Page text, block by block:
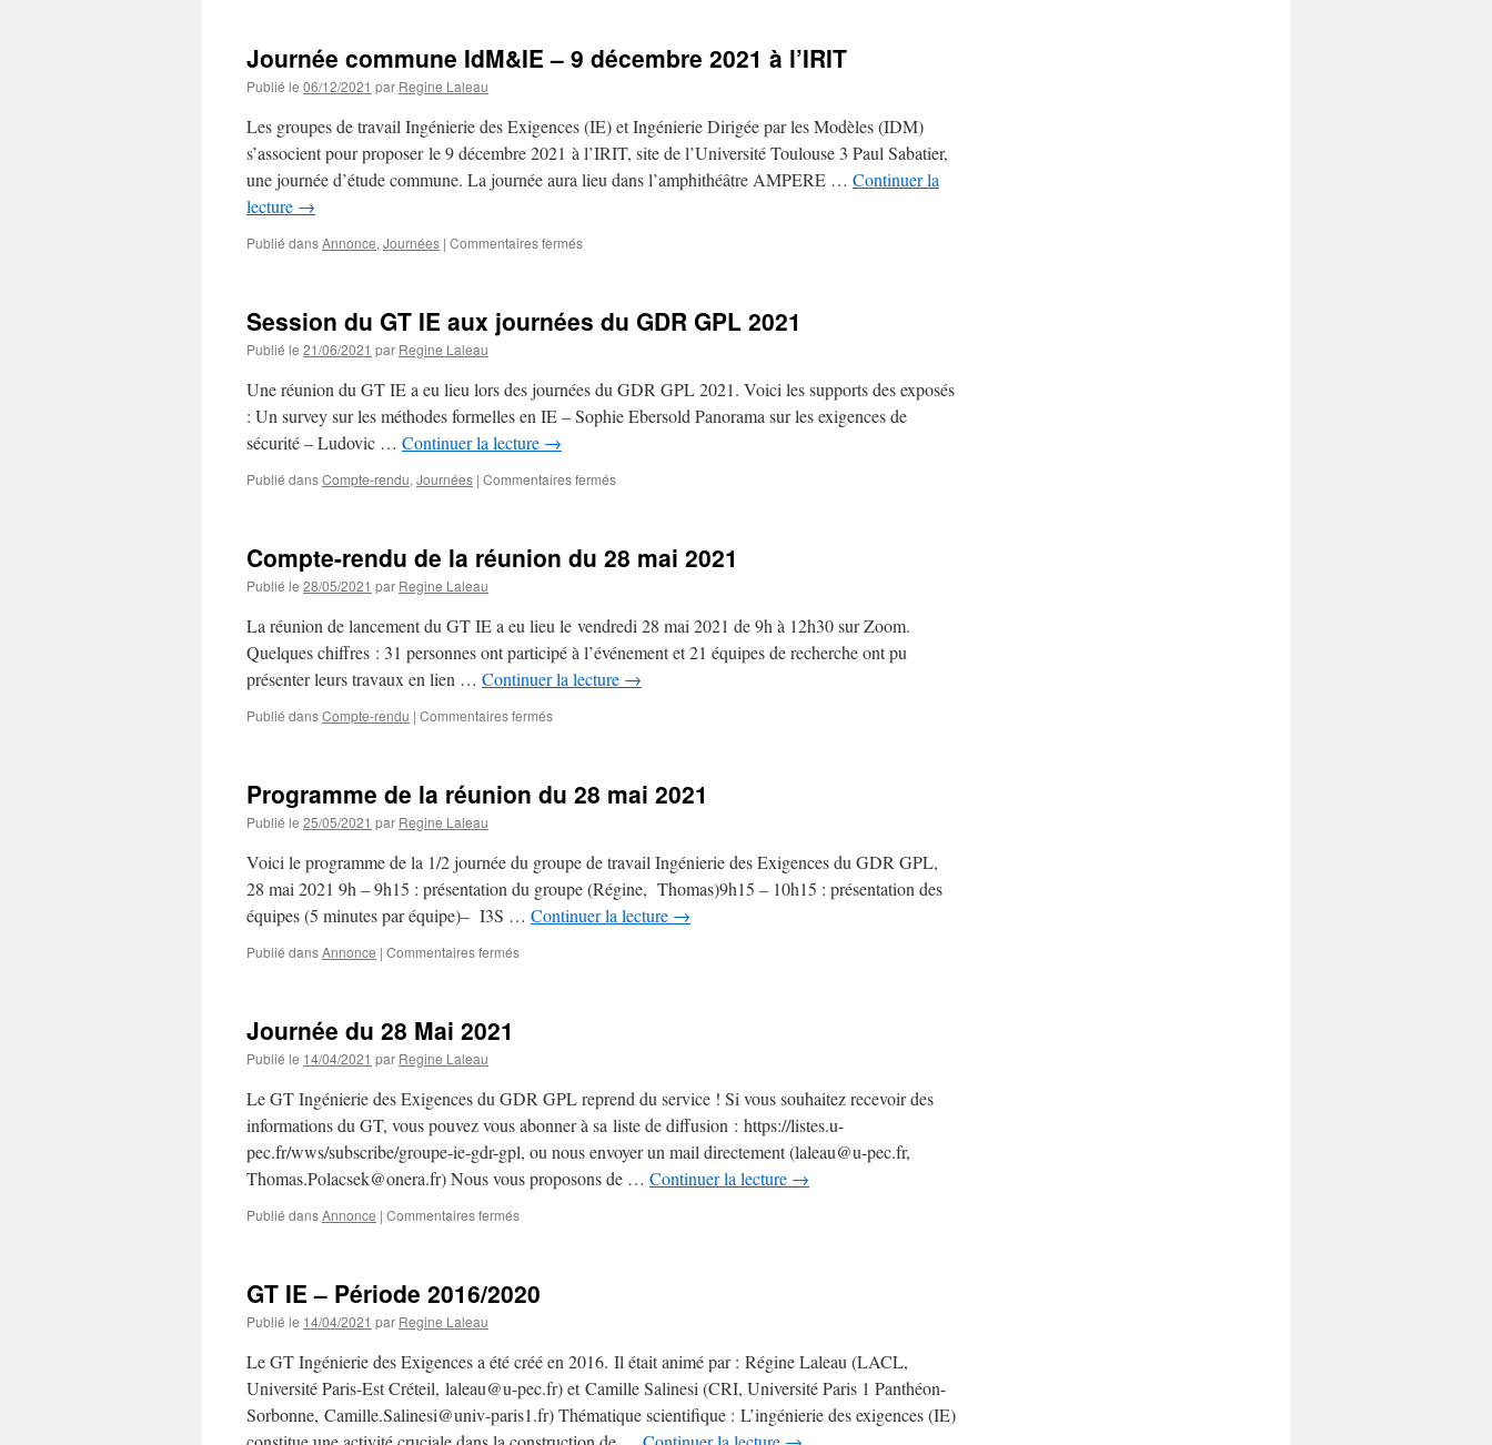
journée
GT
IDM
et
IE
Journée commune IdM&IE – 9 décembre 2021 à l’IRIT
Publié le 06/12/2021 par Regine Laleau
Les groupes de travail Ingénierie des Exigences (IE) et Ingénierie Dirigée par les Modèles (IDM)
s’associent pour proposer le 9 décembre 2021 à l’IRIT, site de l’Université Toulouse 3 Paul Sabatier,
une journée d’étude commune. La journée aura lieu dans l’amphithéâtre AMPERE … Continuer la
lecture →
Publié dansAnnonce, Journées | Commentaires ferméssur
–
2021
à
l’IRIT
Session du GT IE aux journées du GDR GPL 2021
Publié le 21/06/2021 par Regine Laleau
Une réunion du GT IE a eu lieu lors des journées du GDR GPL 2021. Voici les supports des exposés
: Un survey sur les méthodes formelles en IE – Sophie Ebersold Panorama sur les exigences de
sécurité – Ludovic … Continuer la lecture →
Publié dansCompte-rendu, Journées | Commentaires ferméssur
IE
du
GDR
GPL
2021
Compte-rendu de la réunion du 28 mai 2021
Publié le 28/05/2021 par Regine Laleau
La réunion de lancement du GT IE a eu lieu le vendredi 28 mai 2021 de 9h à 12h30 sur Zoom.
Quelques chiffres : 31 personnes ont participé à l’événement et 21 équipes de recherche ont pu
présenter leurs travaux en lien … Continuer la lecture →
Publié dansCompte-rendu | Commentaires ferméssur
la
mai
2021
Programme de la réunion du 28 mai 2021
Publié le 25/05/2021 par Regine Laleau
Voici le programme de la 1/2 journée du groupe de travail Ingénierie des Exigences du GDR GPL,
28 mai 2021 9h – 9h15 : présentation du groupe (Régine, Thomas)9h15 – 10h15 : présentation des
équipes (5 minutes par équipe)– I3S … Continuer la lecture →
Publié dansAnnonce | Commentaires ferméssur
mai
2021
Journée du 28 Mai 2021
Publié le 14/04/2021 par Regine Laleau
Le GT Ingénierie des Exigences du GDR GPL reprend du service ! Si vous souhaitez recevoir des
informations du GT, vous pouvez vous abonner à sa liste de diffusion : https://listes.u-
pec.fr/wws/subscribe/groupe-ie-gdr-gpl, ou nous envoyer un mail directement (laleau@u-pec.fr,
Thomas.Polacsek@onera.fr) Nous vous proposons de … Continuer la lecture →
Publié dansAnnonce | Commentaires ferméssur
Mai
GT IE – Période 2016/2020
Publié le 14/04/2021 par Regine Laleau
Le GT Ingénierie des Exigences a été créé en 2016. Il était animé par : Régine Laleau (LACL,
Université Paris-Est Créteil, laleau@u-pec.fr) et Camille Salinesi (CRI, Université Paris 1 Panthéon-
Sorbonne, Camille.Salinesi@univ-paris1.fr) Thématique scientifique : L’ingénierie des exigences (IE)